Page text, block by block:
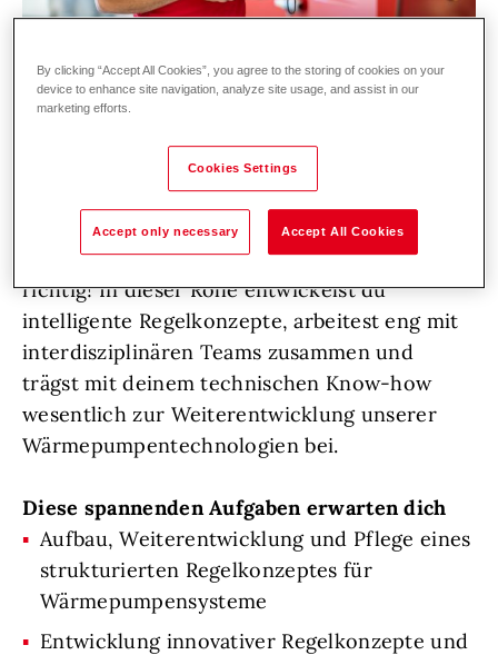
Du begeisterst dich für innovative Regelungs-
und Softwarelösungen und möchtest die
Zukunft moderner Wärmepumpensysteme
aktiv mitgestalten? Dann bist du bei uns genau
richtig! In dieser Rolle entwickelst du
intelligente Regelkonzepte, arbeitest eng mit
interdisziplinären Teams zusammen und
trägst mit deinem technischen Know-how
wesentlich zur Weiterentwicklung unserer
Wärmepumpentechnologien bei.
Diese spannenden Aufgaben erwarten dich
Aufbau, Weiterentwicklung und Pflege eines
strukturierten Regelkonzeptes für
Wärmepumpensysteme
Entwicklung innovativer Regelkonzepte und
By clicking “Accept All Cookies”, you agree to the storing of cookies on your
device to enhance site navigation, analyze site usage, and assist in our
marketing efforts.
Cookies Settings
Accept only necessary Accept All Cookies